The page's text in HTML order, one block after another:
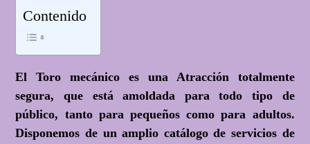
Contenido
El Toro mecánico es una Atracción totalmente
segura, que está amoldada para todo tipo de
público, tanto para pequeños como para adultos.
Disponemos de un amplio catálogo de servicios de